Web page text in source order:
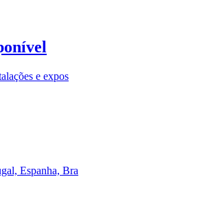
e expos
Espanha, Bra